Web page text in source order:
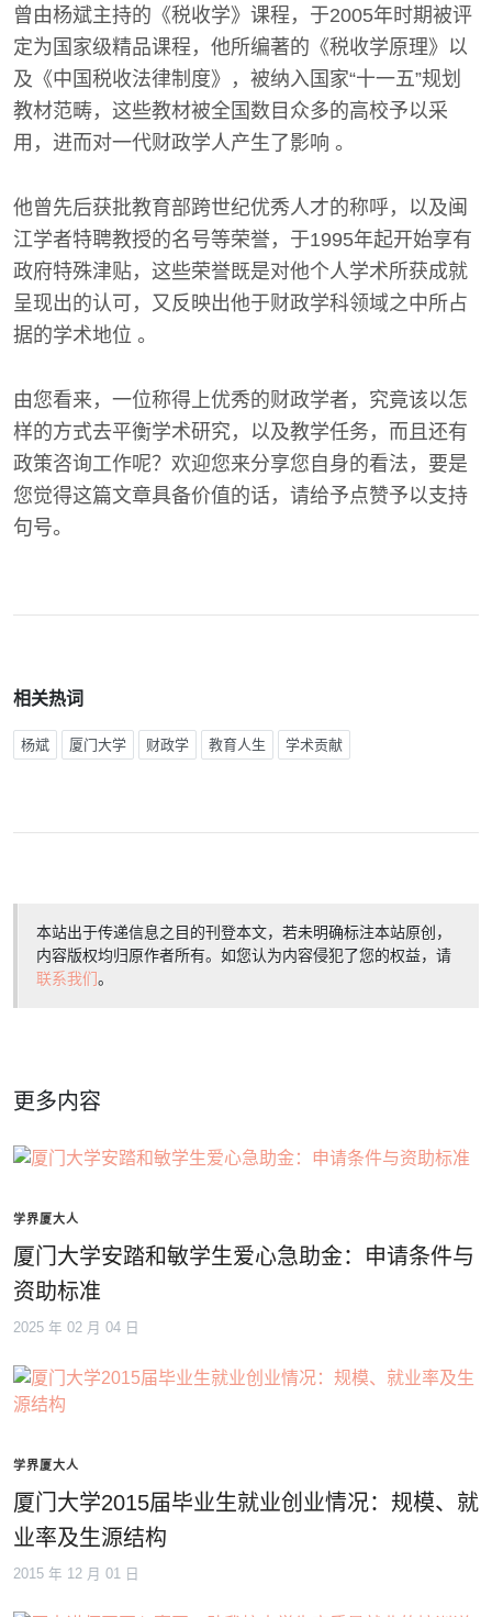
曾由杨斌主持的《税收学》课程，于2005年时期被评
定为国家级精品课程，他所编著的《税收学原理》以
及《中国税收法律制度》，被纳入国家“十一五”规划
教材范畴，这些教材被全国数目众多的高校予以采
用，进而对一代财政学人产生了影响 。
他曾先后获批教育部跨世纪优秀人才的称呼，以及闽
江学者特聘教授的名号等荣誉，于1995年起开始享有
政府特殊津贴，这些荣誉既是对他个人学术所获成就
呈现出的认可，又反映出他于财政学科领域之中所占
据的学术地位 。
由您看来，一位称得上优秀的财政学者，究竟该以怎
样的方式去平衡学术研究，以及教学任务，而且还有
政策咨询工作呢？欢迎您来分享您自身的看法，要是
您觉得这篇文章具备价值的话，请给予点赞予以支持
句号。
相关热词
杨斌 厦门大学 财政学 教育人生 学术贡献
本站出于传递信息之目的刊登本文，若未明确标注本站原创，
内容版权均归原作者所有。如您认为内容侵犯了您的权益，请
联系我们。
更多内容
学界厦大人
厦门大学安踏和敏学生爱心急助金：申请条件与
资助标准
2025 年 02 月 04 日
学界厦大人
厦门大学2015届毕业生就业创业情况：规模、就
业率及生源结构
2015 年 12 月 01 日